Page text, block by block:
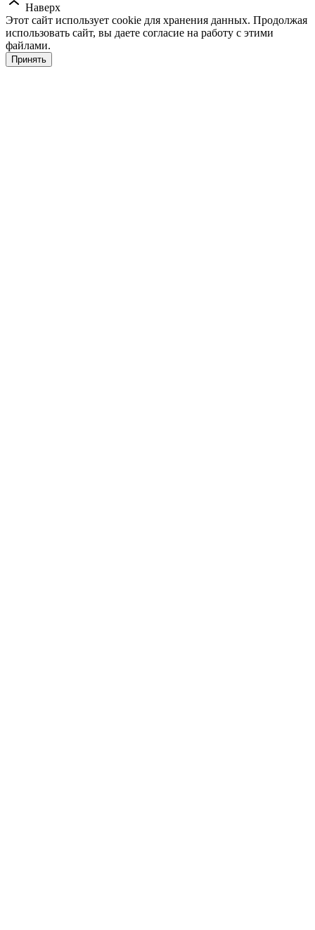
Наверх
Этот сайт использует cookie для хранения данных. Продолжая
использовать сайт, вы даете согласие на работу с этими
файлами.
Принять